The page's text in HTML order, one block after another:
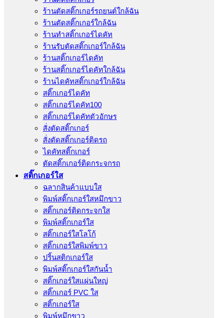
ร้านตัดสติ๊กเกอร์รถยนต์ใกล้ฉัน
ร้านตัดสติ๊กเกอร์ใกล้ฉัน
ร้านทําสติ๊กเกอร์ไดคัท
ร้านรับตัดสติ๊กเกอร์ใกล้ฉัน
ร้านสติ๊กเกอร์ไดคัท
ร้านสติ๊กเกอร์ไดคัทใกล้ฉัน
ร้านไดคัทสติ๊กเกอร์ใกล้ฉัน
สติ๊กเกอร์ไดคัท
สติ๊กเกอร์ไดคัท100
สติ๊กเกอร์ไดคัทตัวอักษร
สั่งตัดสติ๊กเกอร์
สั่งตัดสติ๊กเกอร์ติดรถ
ไดคัทสติ๊กเกอร์
ตัดสติ๊กเกอร์ติดกระจกรถ
สติ๊กเกอร์ใส
ฉลากสินค้าแบบใส
พิมพ์สติ๊กเกอร์ใสหมึกขาว
สติ๊กเกอร์ติดกระจกใส
พิมพ์สติ๊กเกอร์ใส
สติ๊กเกอร์ใสโลโก้
สติ๊กเกอร์ใสพิมพ์ขาว
ปริ้นสติกเกอร์ใส
พิมพ์สติ๊กเกอร์ใสกันน้ำ
สติ๊กเกอร์ใสแผ่นใหญ่
สติ๊กเกอร์ PVC ใส
สติ๊กเกอร์ใส
พิมพ์หมึกขาว